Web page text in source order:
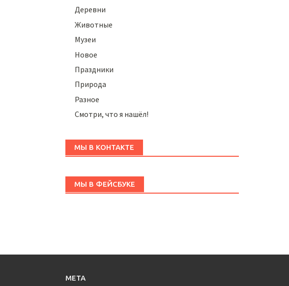
Деревни
Животные
Музеи
Новое
Праздники
Природа
Разное
Смотри, что я нашёл!
МЫ В КОНТАКТЕ
МЫ В ФЕЙСБУКЕ
МЕТА